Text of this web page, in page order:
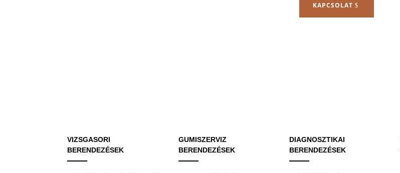
KAPCSOLAT
VIZSGASORI
BERENDEZÉSEK
GUMISZERVIZ
BERENDEZÉSEK
DIAGNOSZTIKAI
BERENDEZÉSEK